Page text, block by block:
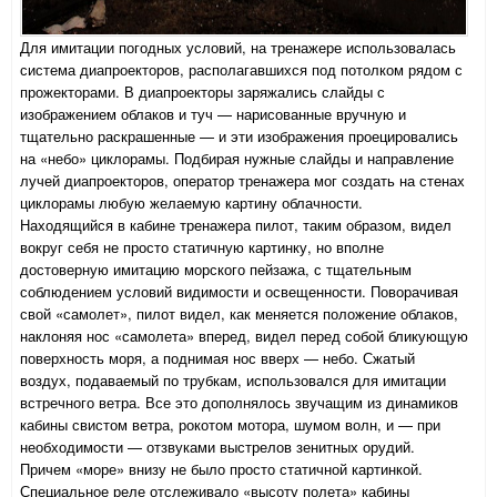
Для имитации погодных условий, на тренажере использовалась
система диапроекторов, располагавшихся под потолком рядом с
прожекторами. В диапроекторы заряжались слайды с
изображением облаков и туч — нарисованные вручную и
тщательно раскрашенные — и эти изображения проецировались
на «небо» циклорамы. Подбирая нужные слайды и направление
лучей диапроекторов, оператор тренажера мог создать на стенах
циклорамы любую желаемую картину облачности.
Находящийся в кабине тренажера пилот, таким образом, видел
вокруг себя не просто статичную картинку, но вполне
достоверную имитацию морского пейзажа, с тщательным
соблюдением условий видимости и освещенности. Поворачивая
свой «самолет», пилот видел, как меняется положение облаков,
наклоняя нос «самолета» вперед, видел перед собой бликующую
поверхность моря, а поднимая нос вверх — небо. Сжатый
воздух, подаваемый по трубкам, использовался для имитации
встречного ветра. Все это дополнялось звучащим из динамиков
кабины свистом ветра, рокотом мотора, шумом волн, и — при
необходимости — отзвуками выстрелов зенитных орудий.
Причем «море» внизу не было просто статичной картинкой.
Специальное реле отслеживало «высоту полета» кабины